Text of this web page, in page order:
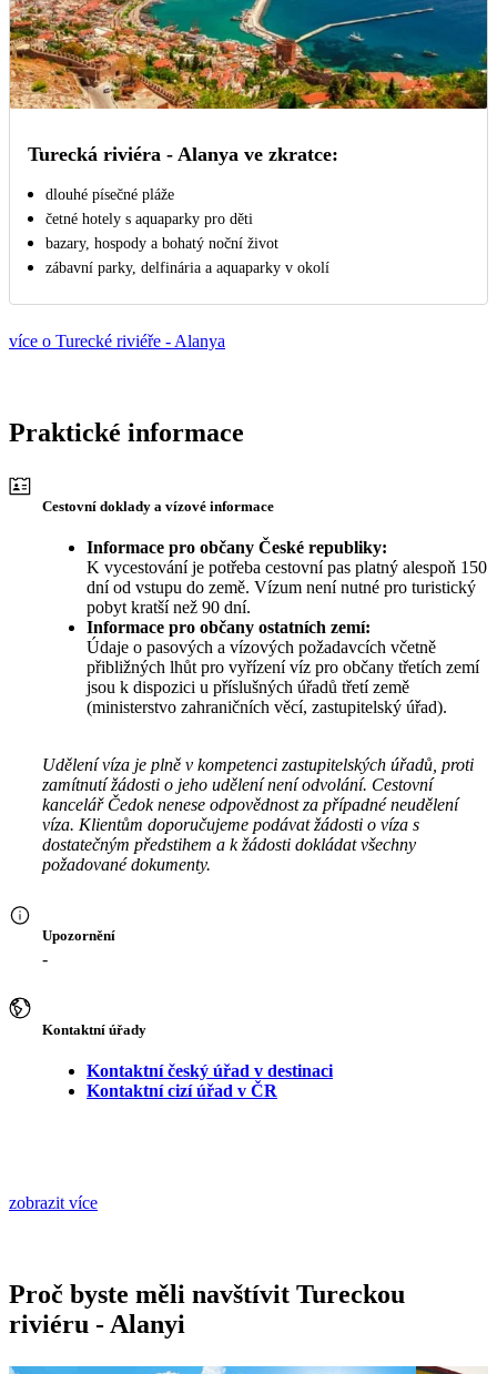
Turecká riviéra - Alanya ve zkratce:
dlouhé písečné pláže
četné hotely s aquaparky pro děti
bazary, hospody a bohatý noční život
zábavní parky, delfinária a aquaparky v okolí
více o Turecké riviéře - Alanya
Praktické informace
Cestovní doklady a vízové informace
Informace pro občany České republiky:
K vycestování je potřeba cestovní pas platný alespoň 150
dní od vstupu do země. Vízum není nutné pro turistický
pobyt kratší než 90 dní.
Informace pro občany ostatních zemí:
Údaje o pasových a vízových požadavcích včetně
přibližných lhůt pro vyřízení víz pro občany třetích zemí
jsou k dispozici u příslušných úřadů třetí země
(ministerstvo zahraničních věcí, zastupitelský úřad).
Udělení víza je plně v kompetenci zastupitelských úřadů, proti
zamítnutí žádosti o jeho udělení není odvolání. Cestovní
kancelář Čedok nenese odpovědnost za případné neudělení
víza. Klientům doporučujeme podávat žádosti o víza s
dostatečným předstihem a k žádosti dokládat všechny
požadované dokumenty.
Upozornění
-
Kontaktní úřady
Kontaktní český úřad v destinaci
Kontaktní cizí úřad v ČR
zobrazit více
Proč byste měli navštívit Tureckou
riviéru - Alanyi